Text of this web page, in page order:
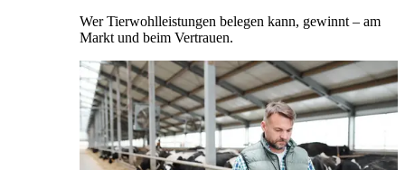
Wer Tierwohlleistungen belegen kann, gewinnt – am
Markt und beim Vertrauen.